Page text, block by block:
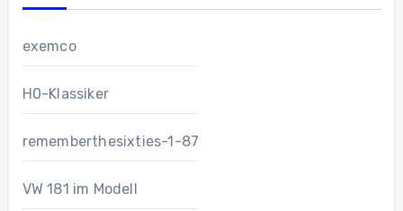
exemco
H0-Klassiker
rememberthesixties-1-87
VW 181 im Modell